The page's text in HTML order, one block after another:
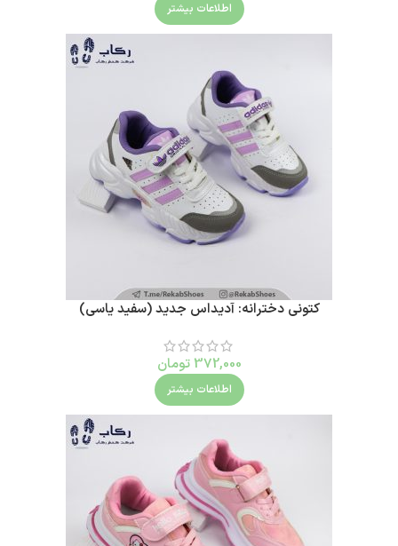
اطلاعات بیشتر
کتونی دخترانه: آدیداس جدید (سفید یاسی)
372,000 تومان
اطلاعات بیشتر